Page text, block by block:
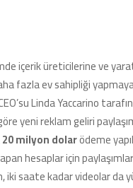
içerik üreticilerine ve
fazla ev sahipliği
Linda Yaccarino
yeni reklam geliri
20 milyon dolarödeme
hesaplar için
iki saate kadar videolar da